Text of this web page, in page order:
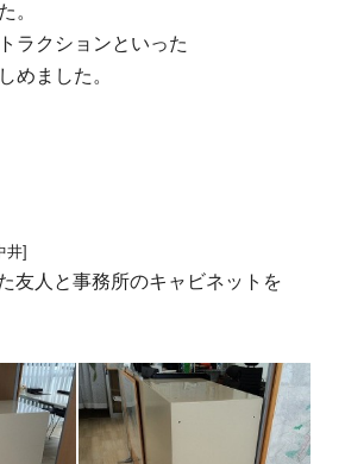
。
ラクションといった
めました。
井]
友人と事務所のキャビネットを